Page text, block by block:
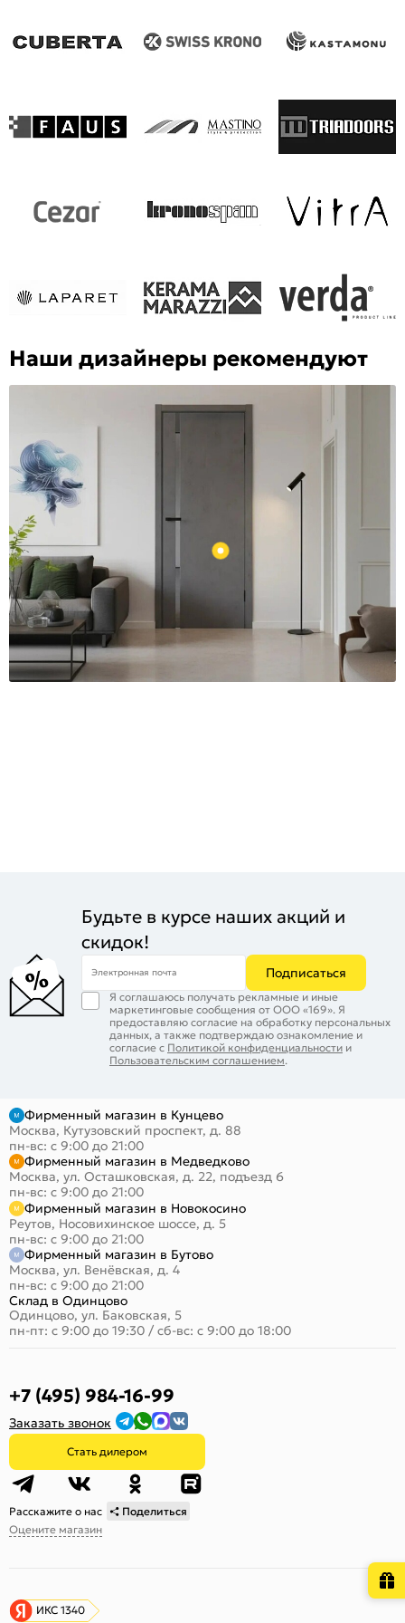
Наши дизайнеры рекомендуют
Будьте в курсе наших акций и
скидок!
Электронная почта Подписаться
Я соглашаюсь получать рекламные и иные
маркетинговые сообщения от ООО «169». Я
предоставляю согласие на обработку персональных
данных, а также подтверждаю ознакомление и
согласие с Политикой конфиденциальности и
Пользовательским соглашением.
Фирменный магазин в Кунцево
Москва, Кутузовский проспект, д. 88
пн-вс: с 9:00 до 21:00
Фирменный магазин в Медведково
Москва, ул. Осташковская, д. 22, подъезд 6
пн-вс: с 9:00 до 21:00
Фирменный магазин в Новокосино
Реутов, Носовихинское шоссе, д. 5
пн-вс: с 9:00 до 21:00
Фирменный магазин в Бутово
Москва, ул. Венёвская, д. 4
пн-вс: с 9:00 до 21:00
Склад в Одинцово
Одинцово, ул. Баковская, 5
пн-пт: с 9:00 до 19:30 / сб-вс: с 9:00 до 18:00
+7 (495) 984-16-99
Заказать звонок
Стать дилером
Расскажите о нас
Поделиться
Оцените магазин
ИКС 1340